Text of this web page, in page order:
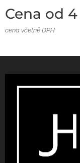
Cena od 4
cena včetně DPH